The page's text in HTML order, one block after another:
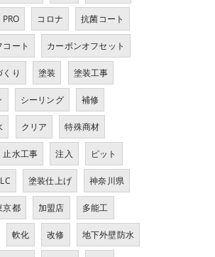
コロナ 抗菌コート
コート カーボンオフセット
くり 塗装 塗装工事
シーリング 補修
クリア 特殊商材
止水工事 注入 ピット
塗装仕上げ 神奈川県
京都 加盟店 多能工
軟化 改修 地下外壁防水